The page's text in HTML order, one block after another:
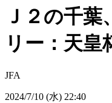
Ｊ２の千
リー：天皇
JFA
2024/7/10 (水) 22:40